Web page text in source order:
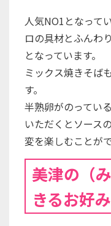
人気NO1となって
ロの具材とふんわ
となっています。
ミックス焼きそば
す。
半熟卵がのってい
いただくとソース
変を楽しむことがで
美津の（
きるお好